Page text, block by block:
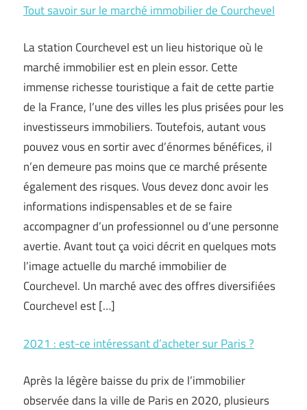
Tout savoir sur le marché immobilier de Courchevel
La station Courchevel est un lieu historique où le
marché immobilier est en plein essor. Cette
immense richesse touristique a fait de cette partie
de la France, l’une des villes les plus prisées pour les
investisseurs immobiliers. Toutefois, autant vous
pouvez vous en sortir avec d’énormes bénéfices, il
n’en demeure pas moins que ce marché présente
également des risques. Vous devez donc avoir les
informations indispensables et de se faire
accompagner d’un professionnel ou d’une personne
avertie. Avant tout ça voici décrit en quelques mots
l’image actuelle du marché immobilier de
Courchevel. Un marché avec des offres diversifiées
Courchevel est […]
2021 : est-ce intéressant d’acheter sur Paris ?
Après la légère baisse du prix de l’immobilier
observée dans la ville de Paris en 2020, plusieurs